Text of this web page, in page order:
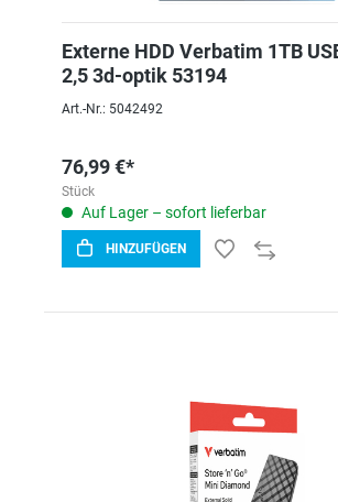
Externe HDD Verbatim 1TB
2,5 3d-optik 53194
Art.-Nr.: 5042492
76,99 €*
Stück
Auf Lager – sofort lieferbar
HINZUFÜGEN